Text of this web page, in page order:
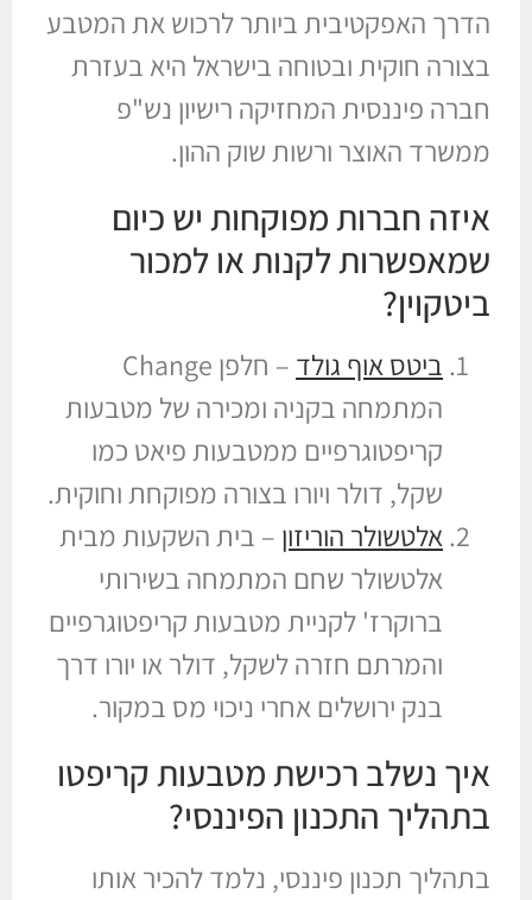
הדרך האפקטיבית ביותר לרכוש את המטבע
בצורה חוקית ובטוחה בישראל היא בעזרת
חברה פיננסית המחזיקה רישיון נש"פ
ממשרד האוצר ורשות שוק ההון.
איזה חברות מפוקחות יש כיום
שמאפשרות לקנות או למכור
ביטקוין?
ביטס אוף גולד
– חלפן Change
המתמחה בקניה ומכירה של מטבעות
קריפטוגרפיים ממטבעות פיאט כמו
שקל, דולר ויורו בצורה מפוקחת וחוקית.
אלטשולר הוריזון – בית השקעות מבית
אלטשולר שחם המתמחה בשירותי
ברוקרז' לקניית מטבעות קריפטוגרפיים
והמרתם חזרה לשקל, דולר או יורו דרך
בנק ירושלים אחרי ניכוי מס במקור.
איך נשלב רכישת מטבעות קריפטו
בתהליך התכנון הפיננסי?
בתהליך תכנון פיננסי, נלמד להכיר אותו